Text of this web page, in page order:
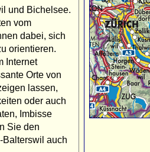
und Bichelsee.
vom
dabei, sich
orientieren.
Internet
Orte von
lassen,
oder auch
Imbisse
Sie den
Balterswil auch